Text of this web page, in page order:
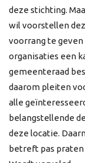
deze stichting.
wil voorstellen
voorrang te
organisaties een
gemeenteraad
daarom pleiten
alle
belangstellende
deze locatie.
betreft pas praten